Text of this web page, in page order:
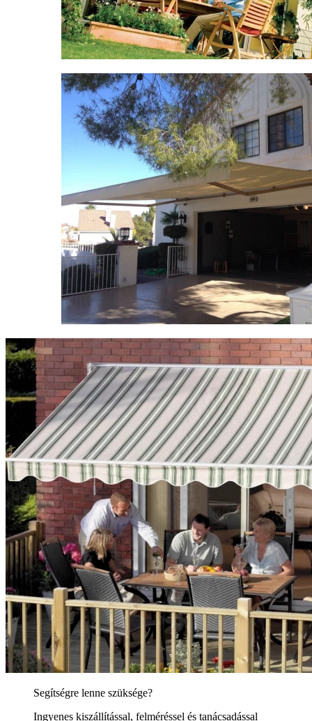
Segítségre lenne szüksége?
Ingyenes kiszállítással, felméréssel és tanácsadással